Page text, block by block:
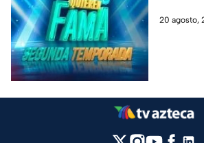
20 agosto,